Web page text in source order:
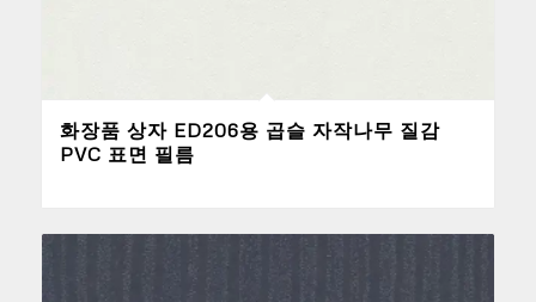
화장품 상자 ED206용 곱슬 자작나무 질감
PVC 표면 필름